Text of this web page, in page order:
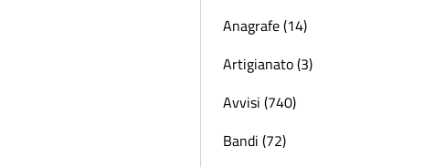
Anagrafe (14)
Artigianato (3)
Avvisi (740)
Bandi (72)